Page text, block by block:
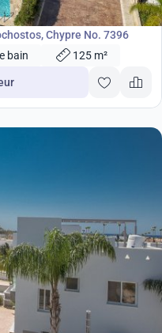
Chypre No. 7396
bain 125 m²